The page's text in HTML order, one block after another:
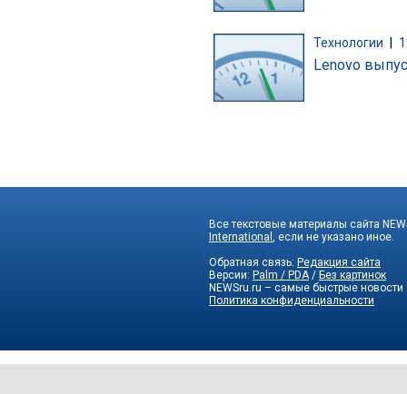
Технологии
Lenovo
Все текстовые материалы сайта
International , если не указано иное.
Обратная связь: Редакция сайта
Версии: Palm / PDA/ Без картинок
NEWSru.ru – самые быстрые новости
Политика конфиденциальности